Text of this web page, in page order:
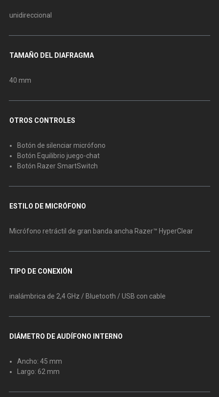
unidireccional
TAMAÑO DEL DIAFRAGMA
40 mm
OTROS CONTROLES
Botón de silenciar micrófono
Botón Equilibrio juego-chat
Botón Razer SmartSwitch
ESTILO DE MICRÓFONO
Micrófono retráctil de gran banda ancha Razer™ HyperClear
TIPO DE CONEXIÓN
inalámbrica de 2,4 GHz / Bluetooth / USB con cable
DIÁMETRO DE AUDÍFONO INTERNO
Ancho: 45 mm
Largo: 62 mm